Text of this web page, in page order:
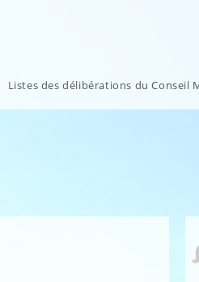
Listes des délibérations du Conseil